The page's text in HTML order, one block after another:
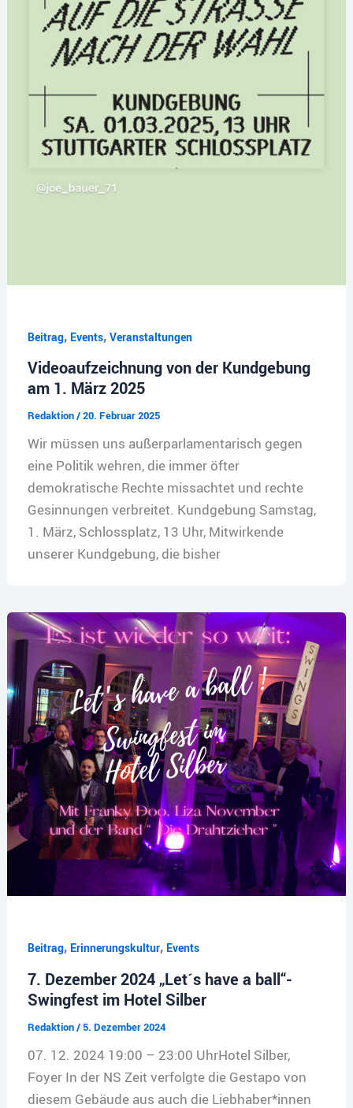
Beitrag, Events, Veranstaltungen
Videoaufzeichnung von der Kundgebung
am 1. März 2025
Redaktion/20. Februar 2025
Wir müssen uns außerparlamentarisch gegen
eine Politik wehren, die immer öfter
demokratische Rechte missachtet und rechte
Gesinnungen verbreitet. Kundgebung Samstag,
1. März, Schlossplatz, 13 Uhr, Mitwirkende
unserer Kundgebung, die bisher
Beitrag, Erinnerungskultur, Events
7. Dezember 2024 „Let´s have a ball“-
Swingfest im Hotel Silber
Redaktion/5. Dezember 2024
07. 12. 2024 19:00 – 23:00 UhrHotel Silber,
Foyer In der NS Zeit verfolgte die Gestapo von
diesem Gebäude aus auch die Liebhaber*innen